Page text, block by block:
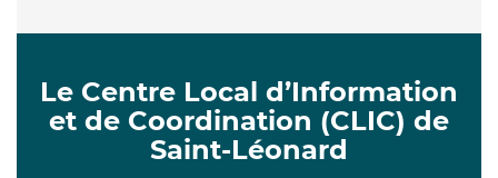
Le Centre Local d’Information
et de Coordination (CLIC) de
Saint-Léonard